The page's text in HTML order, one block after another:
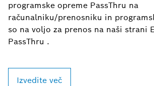
programske opreme PassThru na
računalniku/prenosniku in
so na voljo za prenos na naši strani
PassThru .
Izvedite več